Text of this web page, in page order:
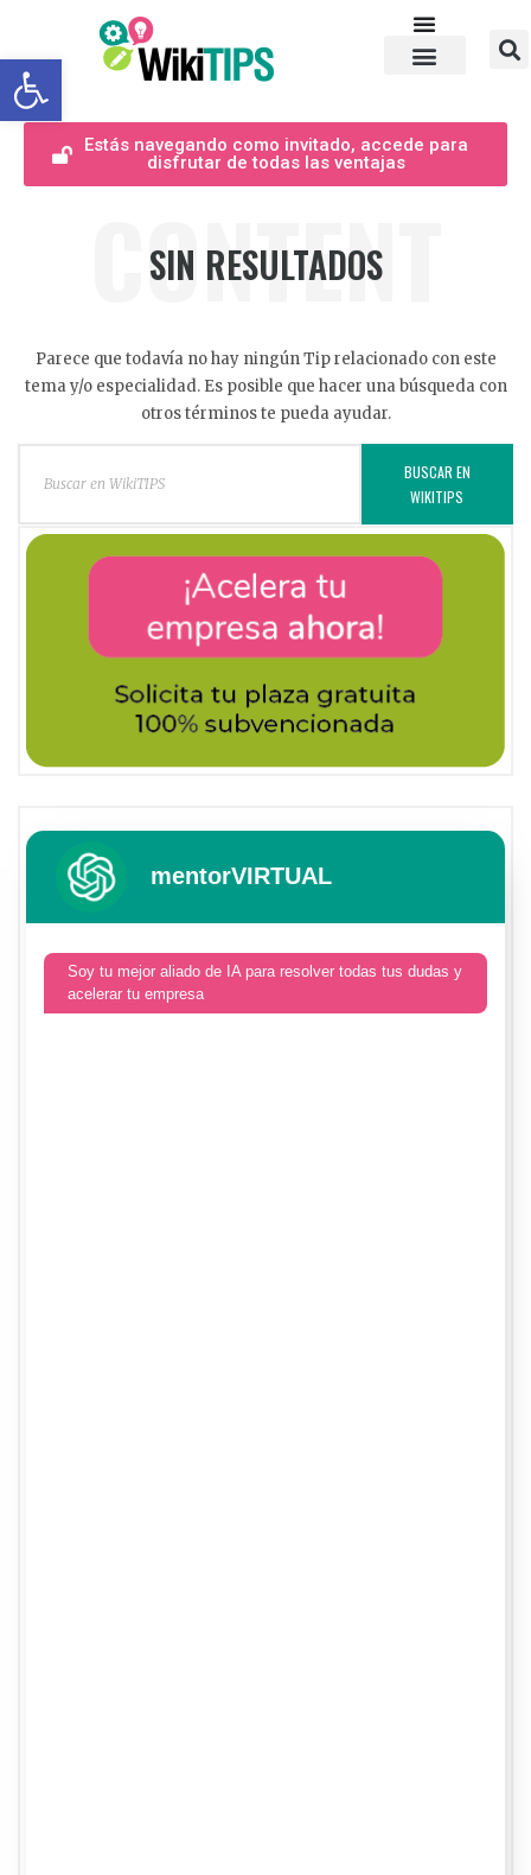
Abrir barra de herramientas
Estás navegando como invitado, accede para
disfrutar de todas las ventajas
CONTENT
SIN RESULTADOS
Parece que todavía no hay ningún Tip relacionado con este
tema y/o especialidad. Es posible que hacer una búsqueda con
otros términos te pueda ayudar.
BUSCAR EN
WIKITIPS
mentorVIRTUAL
Soy tu mejor aliado de IA para resolver todas tus dudas y
acelerar tu empresa